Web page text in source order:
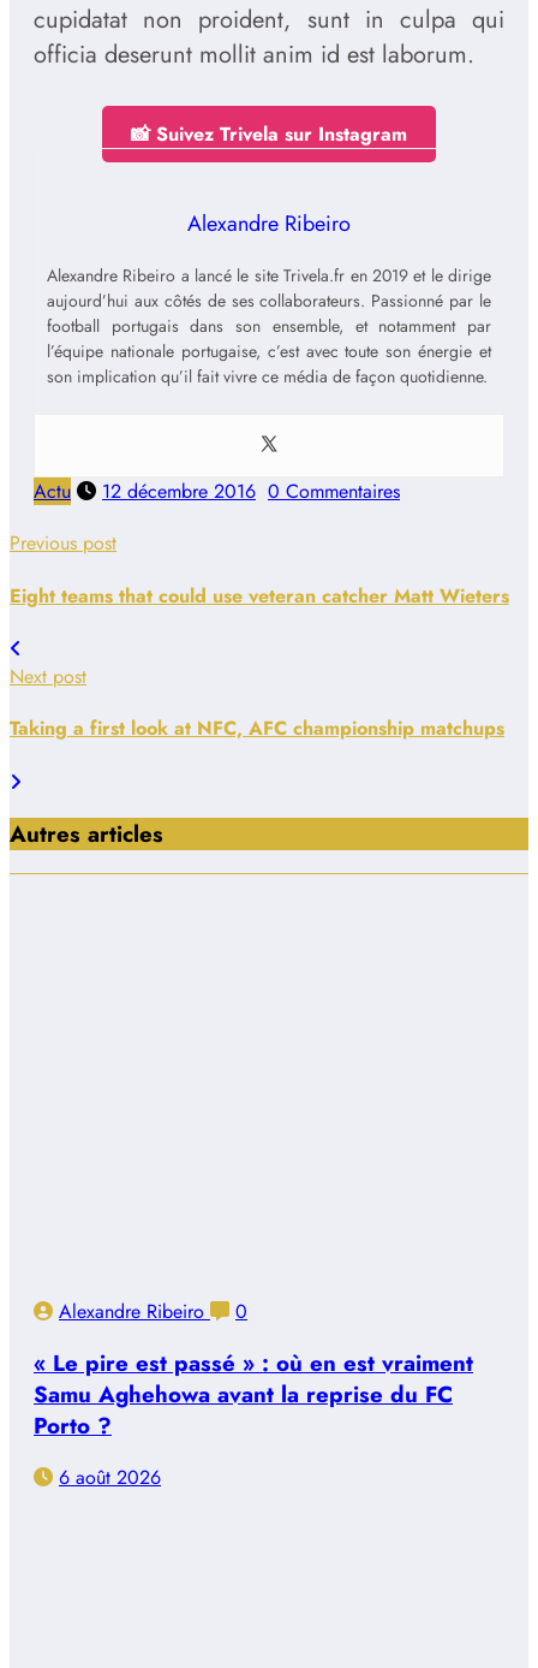
cupidatat non proident, sunt in culpa qui
officia deserunt mollit anim id est laborum.
📸 Suivez Trivela sur Instagram
Alexandre Ribeiro
Alexandre Ribeiro a lancé le site Trivela.fr en 2019 et le dirige
aujourd’hui aux côtés de ses collaborateurs. Passionné par le
football portugais dans son ensemble, et notamment par
l’équipe nationale portugaise, c’est avec toute son énergie et
son implication qu’il fait vivre ce média de façon quotidienne.
Actu 12 décembre 2016 0 Commentaires
Previous post
Eight teams that could use veteran catcher Matt Wieters
Next post
Taking a first look at NFC, AFC championship matchups
Autres articles
Alexandre Ribeiro 0
« Le pire est passé » : où en est vraiment
Samu Aghehowa avant la reprise du FC
Porto ?
6 août 2026